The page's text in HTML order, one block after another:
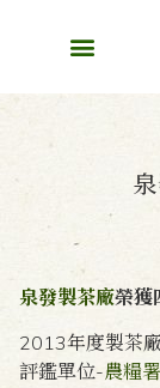
泉發製茶廠榮獲
2013年度製茶
評鑑單位-農糧署